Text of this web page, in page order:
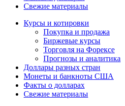
Свежие материалы
Курсы и котировки
Покупка и продажа
Биржевые курсы
Торговля на Форексе
Прогнозы и аналитика
Доллары разных стран
Монеты и банкноты США
Факты о долларах
Свежие материалы